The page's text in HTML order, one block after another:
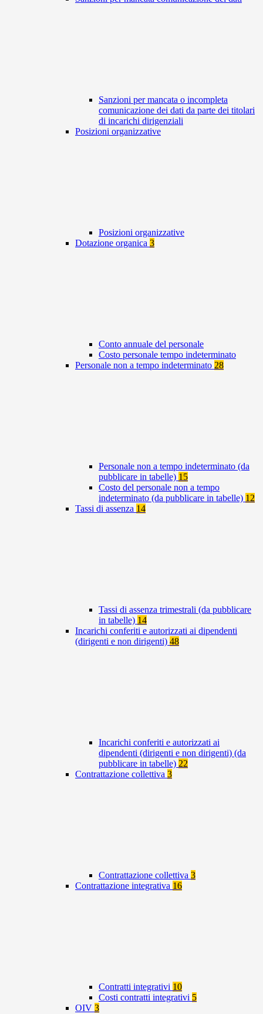
Sanzioni per mancata o incompleta
comunicazione dei dati da parte dei titolari
di incarichi dirigenziali
Posizioni organizzative
Posizioni organizzative
Dotazione organica 3
Conto annuale del personale
Costo personale tempo indeterminato
Personale non a tempo indeterminato 28
Personale non a tempo indeterminato (da
pubblicare in tabelle) 15
Costo del personale non a tempo
indeterminato (da pubblicare in tabelle) 12
Tassi di assenza 14
Tassi di assenza trimestrali (da pubblicare
in tabelle) 14
Incarichi conferiti e autorizzati ai dipendenti
(dirigenti e non dirigenti) 48
Incarichi conferiti e autorizzati ai
dipendenti (dirigenti e non dirigenti) (da
pubblicare in tabelle) 22
Contrattazione collettiva 3
Contrattazione collettiva 3
Contrattazione integrativa 16
Contratti integrativi 10
Costi contratti integrativi 5
OIV 3